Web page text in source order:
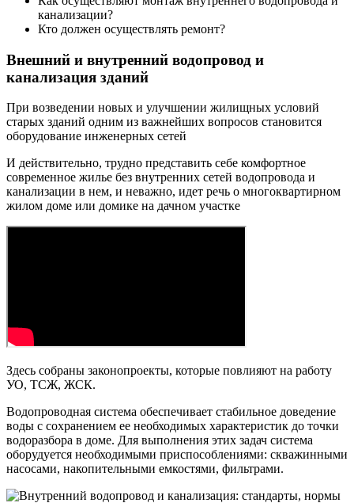
канализации?
Кто должен осуществлять ремонт?
Внешний и внутренний водопровод и
канализация зданий
При возведении новых и улучшении жилищных условий
старых зданий одним из важнейших вопросов становится
оборудование инженерных сетей
И действительно, трудно представить себе комфортное
современное жилье без внутренних сетей водопровода и
канализации в нем, и неважно, идет речь о многоквартирном
жилом доме или домике на дачном участке
Здесь собраны законопроекты, которые повлияют на работу
УО, ТСЖ, ЖСК.
Водопроводная система обеспечивает стабильное доведение
воды с сохранением ее необходимых характеристик до точки
водоразбора в доме. Для выполнения этих задач система
оборудуется необходимыми приспособлениями: скважинными
насосами, накопительными емкостями, фильтрами.